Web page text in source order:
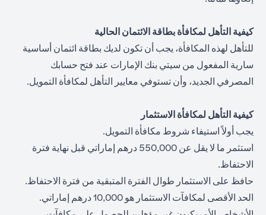
كيفية التأهل لمكافأة بطاقة الائتمان الحالية
للتأهل لهذه المكافأة، يجب أن تكون لديك بطاقة ائتمان أساسية
سارية المفعول من سيتي بنك الإمارات عند فتح حسابك
المصرفي الجديد، وأن تستوفي معايير التأهل لمكافأة التمويل.
كيفية التأهل لمكافأة الاستثمار
يجب أولاً استيفاء شروط مكافأة التمويل.
استثمر ما لا يقل عن 550,000 درهم إماراتي قبل نهاية فترة
الاحتفاظ.
حافظ على الاستثمار طوال الفترة المتبقية من فترة الاحتفاظ.
الحد الأقصى لمكافآت الاستثمار هو 10,000 درهم إماراتي.